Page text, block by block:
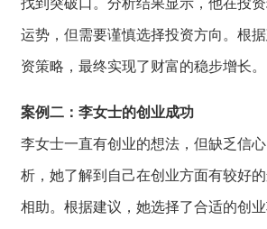
运势， 但需要谨慎选择投资方向。 根据
资策略， 最终实现了财富的稳步增长。
案例二：李女士的创业成功
李女士一直有创业的想法， 但缺乏信心
析， 她了解到自己在创 业方面有较好
相助。 根据建议， 她选择了合适的创业